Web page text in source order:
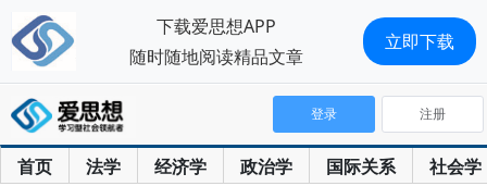
首页 法学 经济学 政治学 国际关系 社会学
登录 注册
下载爱思想APP
随时随地阅读精品文章
立即下载